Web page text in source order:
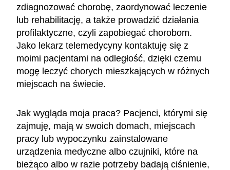
zdiagnozować chorobę, zaordynować leczenie
lub rehabilitację, a także prowadzić działania
profilaktyczne, czyli zapobiegać chorobom.
Jako lekarz telemedycyny kontaktuję się z
moimi pacjentami na odległość, dzięki czemu
mogę leczyć chorych mieszkających w różnych
miejscach na świecie.
Jak wygląda moja praca? Pacjenci, którymi się
zajmuję, mają w swoich domach, miejscach
pracy lub wypoczynku zainstalowane
urządzenia medyczne albo czujniki, które na
bieżąco albo w razie potrzeby badają ciśnienie,